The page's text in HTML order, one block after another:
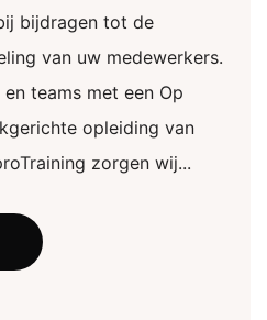
bijdragen tot de
van uw medewerkers.
teams met een Op
opleiding van
zorgen wij...